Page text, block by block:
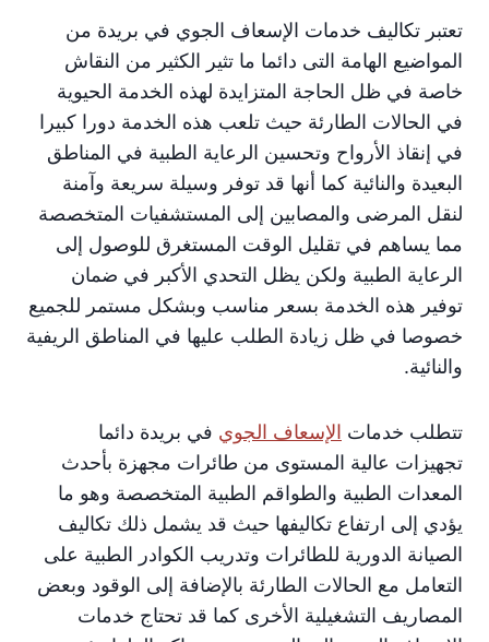
تعتبر تكاليف خدمات الإسعاف الجوي في بريدة من
المواضيع الهامة التى دائما ما تثير الكثير من النقاش
خاصة في ظل الحاجة المتزايدة لهذه الخدمة الحيوية
في الحالات الطارئة حيث تلعب هذه الخدمة دورا كبيرا
في إنقاذ الأرواح وتحسين الرعاية الطبية في المناطق
البعيدة والنائية كما أنها قد توفر وسيلة سريعة وآمنة
لنقل المرضى والمصابين إلى المستشفيات المتخصصة
مما يساهم في تقليل الوقت المستغرق للوصول إلى
الرعاية الطبية ولكن يظل التحدي الأكبر في ضمان
توفير هذه الخدمة بسعر مناسب وبشكل مستمر للجميع
خصوصا في ظل زيادة الطلب عليها في المناطق الريفية
والنائية.
تتطلب خدمات الإسعاف الجوي في بريدة دائما
تجهيزات عالية المستوى من طائرات مجهزة بأحدث
المعدات الطبية والطواقم الطبية المتخصصة وهو ما
يؤدي إلى ارتفاع تكاليفها حيث قد يشمل ذلك تكاليف
الصيانة الدورية للطائرات وتدريب الكوادر الطبية على
التعامل مع الحالات الطارئة بالإضافة إلى الوقود وبعض
المصاريف التشغيلية الأخرى كما قد تحتاج خدمات